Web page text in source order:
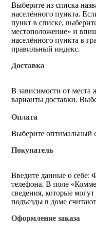
Выберите из списка
населённого пункта.
пункт в списке,
местоположение» и
населённого пункта в
правильный индекс.
Доставка
В зависимости от места
варианты доставки.
Оплата
Выберите оптимальный
Покупатель
Введите данные о себе:
телефона. В поле
сведения, которые
подъезды в доме
Оформление заказа